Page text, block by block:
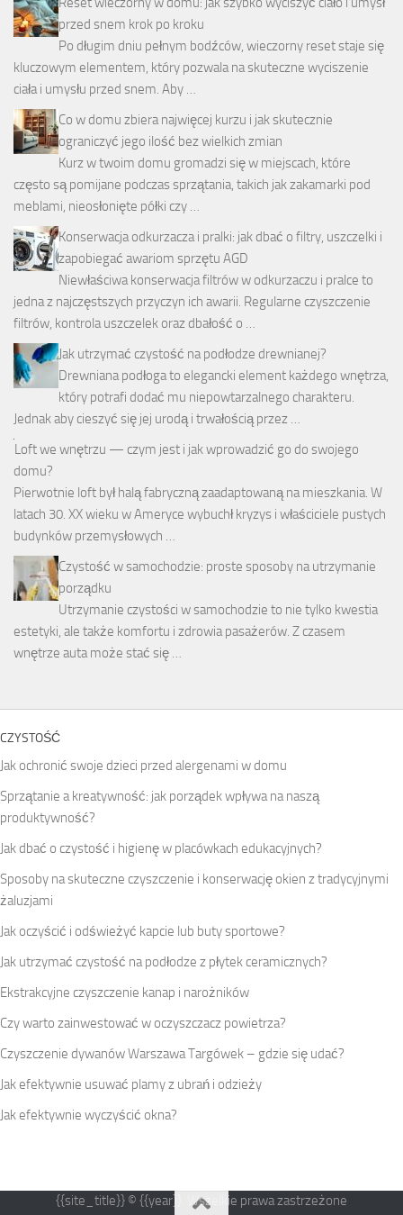
przed snem krok po kroku
Po długim dniu pełnym bodźców, wieczorny reset staje się
kluczowym elementem, który pozwala na skuteczne wyciszenie
ciała i umysłu przed snem. Aby …
Co w domu zbiera najwięcej kurzu i jak skutecznie
ograniczyć jego ilość bez wielkich zmian
Kurz w twoim domu gromadzi się w miejscach, które
często są pomijane podczas sprzątania, takich jak zakamarki pod
meblami, nieosłonięte półki czy …
Konserwacja odkurzacza i pralki: jak dbać o filtry, uszczelki i
zapobiegać awariom sprzętu AGD
Niewłaściwa konserwacja filtrów w odkurzaczu i pralce to
jedna z najczęstszych przyczyn ich awarii. Regularne czyszczenie
filtrów, kontrola uszczelek oraz dbałość o …
Jak utrzymać czystość na podłodze drewnianej?
Drewniana podłoga to elegancki element każdego wnętrza,
który potrafi dodać mu niepowtarzalnego charakteru.
Jednak aby cieszyć się jej urodą i trwałością przez …
Loft we wnętrzu — czym jest i jak wprowadzić go do swojego
domu?
Pierwotnie loft był halą fabryczną zaadaptowaną na mieszkania. W
latach 30. XX wieku w Ameryce wybuchł kryzys i właściciele pustych
budynków przemysłowych …
Czystość w samochodzie: proste sposoby na utrzymanie
porządku
Utrzymanie czystości w samochodzie to nie tylko kwestia
estetyki, ale także komfortu i zdrowia pasażerów. Z czasem
wnętrze auta może stać się …
CZYSTOŚĆ
Jak ochronić swoje dzieci przed alergenami w domu
Sprzątanie a kreatywność: jak porządek wpływa na naszą
produktywność?
Jak dbać o czystość i higienę w placówkach edukacyjnych?
Sposoby na skuteczne czyszczenie i konserwację okien z tradycyjnymi
żaluzjami
Jak oczyścić i odświeżyć kapcie lub buty sportowe?
Jak utrzymać czystość na podłodze z płytek ceramicznych?
Ekstrakcyjne czyszczenie kanap i narożników
Czy warto zainwestować w oczyszczacz powietrza?
Czyszczenie dywanów Warszawa Targówek – gdzie się udać?
Jak efektywnie usuwać plamy z ubrań i odzieży
Jak efektywnie wyczyścić okna?
{{site_title}} © {{year}}. Wszelkie prawa zastrzeżone